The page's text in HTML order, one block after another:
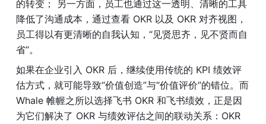
的转变； 另一方面，员工也通过这一透明、清晰的工具
降低了沟通成本，通过查看 OKR 以及 OKR 对齐视图，
员工得以有更清晰的自我认知，“见贤思齐，见不贤而自
省”。
如果在企业引入 OKR 后，继续使用传统的 KPI 绩效评
估方式，就可能导致“价值创造”与“价值评价”的错位。而
Whale 帷幄之所以选择飞书 OKR 和飞书绩效，正是因
为它们解决了 OKR 与绩效评估之间的联动关系：OKR